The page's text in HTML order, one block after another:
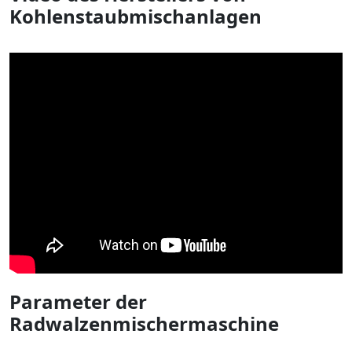
Kohlenstaubmischanlagen
Parameter der
Radwalzenmischermaschine